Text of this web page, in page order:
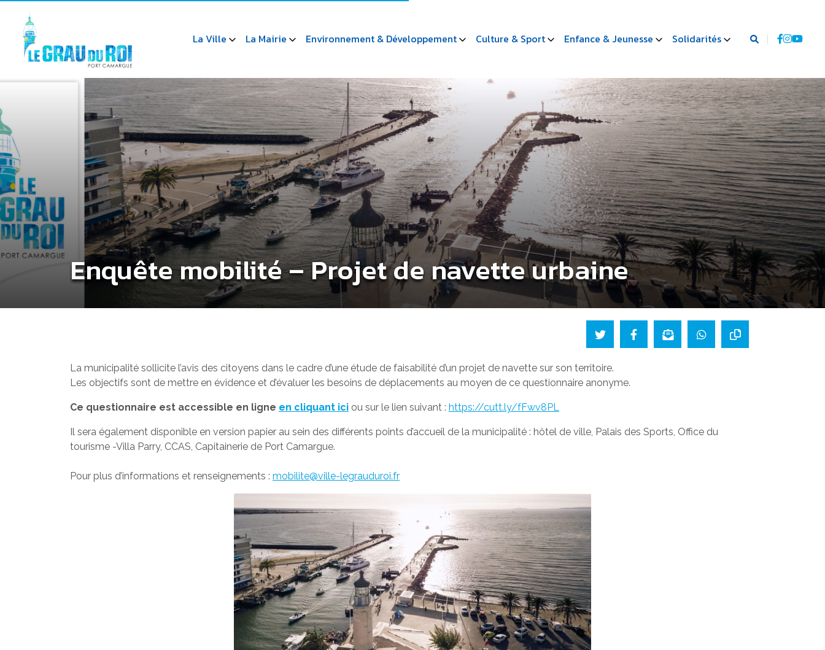
La Ville La Mairie Environnement & Développement Culture & Sport Enfance & Jeunesse Solidarités
Enquête mobilité – Projet de navette urbaine
La municipalité sollicite l’avis des citoyens dans le cadre d’une étude de faisabilité d’un projet de navette sur son territoire.
Les objectifs sont de mettre en évidence et d’évaluer les besoins de déplacements au moyen de ce questionnaire anonyme.
Ce questionnaire est accessible en ligne en cliquant ici ou sur le lien suivant : https://cutt.ly/fFwv8PL
Il sera également disponible en version papier au sein des différents points d’accueil de la municipalité : hôtel de ville, Palais des Sports, Office du
tourisme -Villa Parry, CCAS, Capitainerie de Port Camargue.
Pour plus d’informations et renseignements : mobilite@ville-legrauduroi.fr